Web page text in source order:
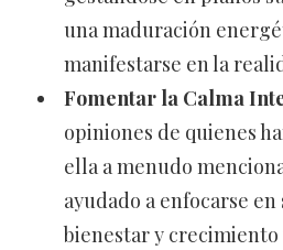
una maduración
manifestarse en la
Fomentar la Calma
opiniones de quienes
ella a menudo
ayudado a enfocarse
bienestar y